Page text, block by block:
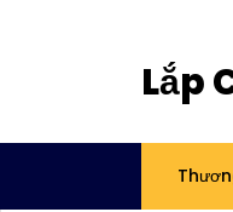
Lắp